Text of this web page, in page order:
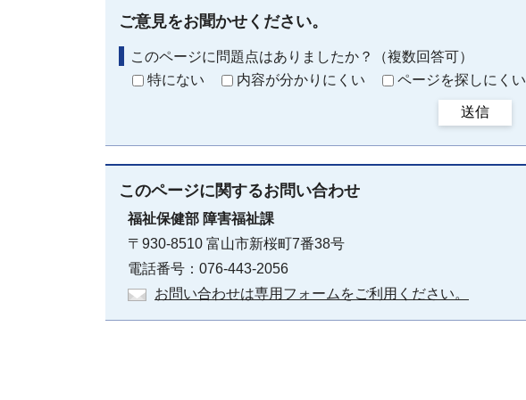
ご意見をお聞かせください。
このページに問題点はありましたか？（複数回答可）
特にない
内容が分かりにくい ページを探しにくい
送信
このページに関するお問い合わせ
福祉保健部 障害福祉課
〒930-8510 富山市新桜町7番38号
電話番号：076-443-2056
お問い合わせは専用フォームをご利用ください。